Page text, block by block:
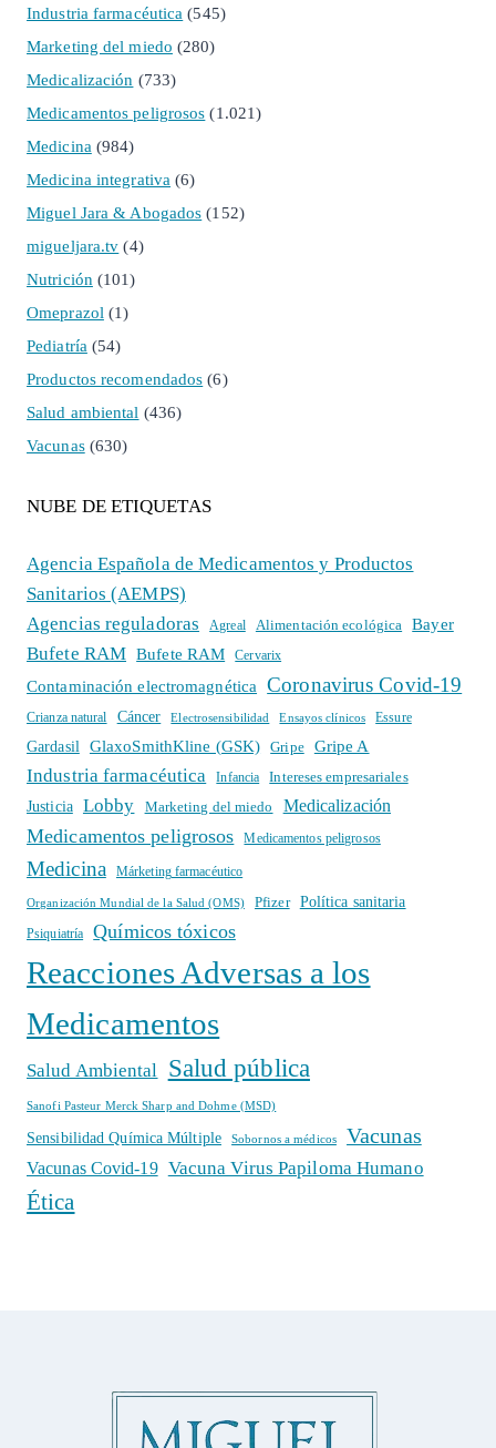
Industria farmacéutica (545)
Marketing del miedo (280)
Medicalización (733)
Medicamentos peligrosos (1.021)
Medicina (984)
Medicina integrativa (6)
Miguel Jara & Abogados (152)
migueljara.tv (4)
Nutrición (101)
Omeprazol (1)
Pediatría (54)
Productos recomendados (6)
Salud ambiental (436)
Vacunas(630)
NUBE DE ETIQUETAS
Agencia Española de Medicamentos y Productos
Sanitarios (AEMPS)
Agencias reguladoras
Agreal Alimentación ecológica Bayer
Bufete RAM Bufete RAM Cervarix
Contaminación electromagnética Coronavirus Covid-19
Crianza natural Cáncer Electrosensibilidad Ensayos clínicos Essure
Gardasil GlaxoSmithKline (GSK) Gripe Gripe A
Industria farmacéutica Infancia
Intereses empresariales
Justicia
Lobby Marketing del miedo Medicalización
Medicamentos peligrosos Medicamentos peligrosos
Medicina Márketing farmacéutico
Organización Mundial de la Salud (OMS) Pfizer Política sanitaria
Psiquiatría Químicos tóxicos
Reacciones Adversas a los
Medicamentos
Salud Ambiental Salud pública
Sanofi Pasteur Merck Sharp and Dohme (MSD)
Sensibilidad Química Múltiple Sobornos a médicos Vacunas
Vacunas Covid-19 Vacuna Virus Papiloma Humano
Ética